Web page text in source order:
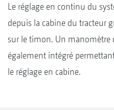
Le réglage en continu du
depuis la cabine du tracteur
sur le timon. Un manomètre
également intégré
le réglage en cabine.